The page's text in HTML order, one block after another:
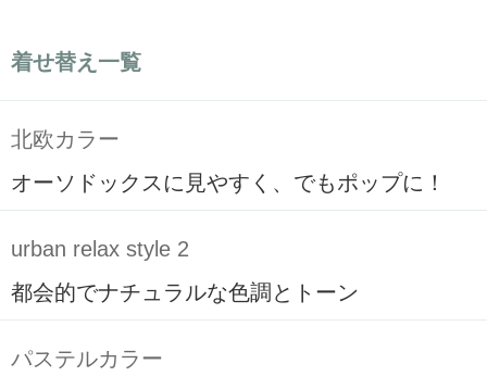
着せ替え一覧
北欧カラー
オーソドックスに見やすく、でもポップに！
urban relax style 2
都会的でナチュラルな色調とトーン
パステルカラー